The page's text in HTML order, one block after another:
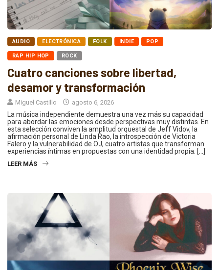
AUDIO ELECTRÓNICA FOLK INDIE POP
RAP HIP HOP ROCK
Cuatro canciones sobre libertad,
desamor y transformación
Miguel Castillo agosto 6, 2026
La música independiente demuestra una vez más su capacidad
para abordar las emociones desde perspectivas muy distintas. En
esta selección conviven la amplitud orquestal de Jeff Vidov, la
afirmación personal de Linda Rao, la introspección de Victoria
Falero y la vulnerabilidad de OJ, cuatro artistas que transforman
experiencias íntimas en propuestas con una identidad propia. […]
LEER MÁS